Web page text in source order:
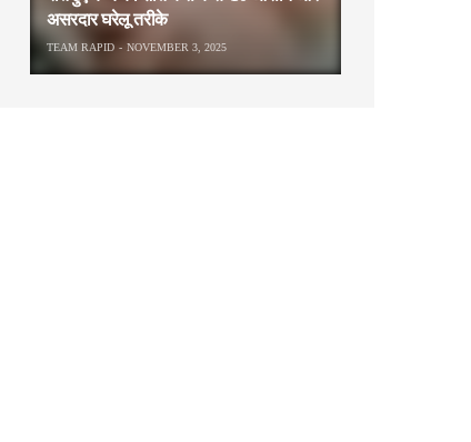
असरदार घरेलू तरीके
TEAM RAPID NOVEMBER 3, 2025